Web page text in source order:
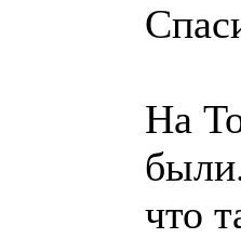
На
что